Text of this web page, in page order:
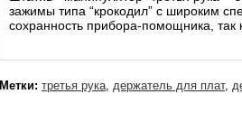
зажимы типа “крокодил” с широким
сохранность прибора-помощника, так
Метки: третья рука, держатель для плат,